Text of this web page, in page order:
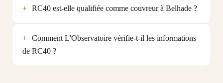
RC40 est-elle qualifiée comme couvreur à Belhade ?
Comment L'Observatoire vérifie-t-il les informations
de RC40 ?